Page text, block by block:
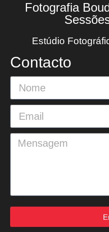
Fotografia
Estúdio
Contacto